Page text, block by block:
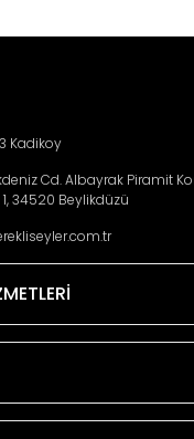
Kadikoy
Cd. Albayrak Piramit
1, 34520 Beylikdüzü